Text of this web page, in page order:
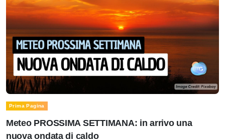
Prima Pagina
Meteo PROSSIMA SETTIMANA: in arrivo una
nuova ondata di caldo